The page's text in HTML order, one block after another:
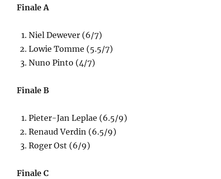
Finale A
Niel Dewever (6/7)
Lowie Tomme (5.5/7)
Nuno Pinto (4/7)
Finale B
Pieter-Jan Leplae (6.5/9)
Renaud Verdin (6.5/9)
Roger Ost (6/9)
Finale C